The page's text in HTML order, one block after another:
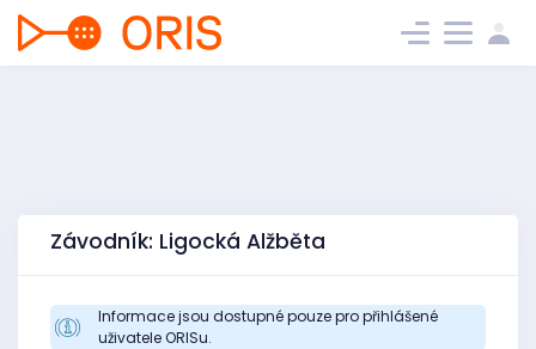
Závodník: Ligocká Alžběta
Informace jsou dostupné pouze pro přihlášené
uživatele ORISu.